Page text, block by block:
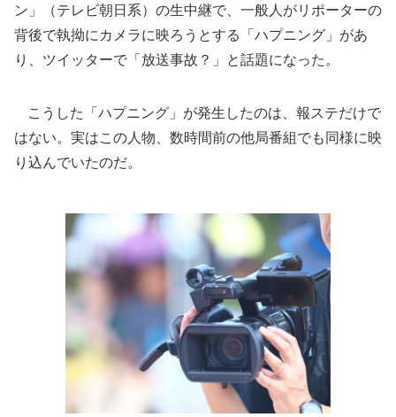
ン」（テレビ朝日系）の生中継で、一般人がリポーターの
背後で執拗にカメラに映ろうとする「ハプニング」があ
り、ツイッターで「放送事故？」と話題になった。
こうした「ハプニング」が発生したのは、報ステだけで
はない。実はこの人物、数時間前の他局番組でも同様に映
り込んでいたのだ。